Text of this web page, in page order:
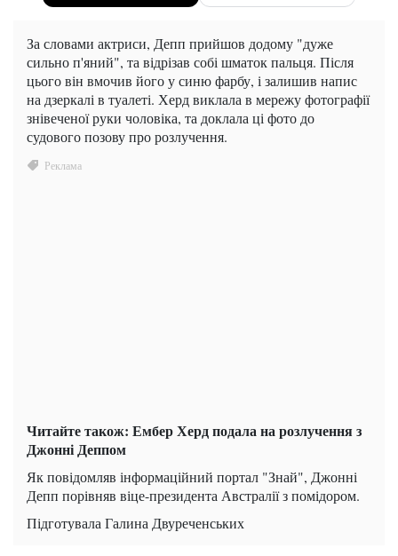
За словами актриси, Депп прийшов додому "дуже
сильно п'яний", та відрізав собі шматок пальця. Після
цього він вмочив його у синю фарбу, і залишив напис
на дзеркалі в туалеті. Херд виклала в мережу фотографії
знівеченої руки чоловіка, та доклала ці фото до
судового позову про розлучення.
Читайте також: Ембер Херд подала на розлучення з
Джонні Деппом
Як повідомляв інформаційний портал "Знай", Джонні
Депп порівняв віце-президента Австралії з помідором.
Підготувала Галина Двуреченських